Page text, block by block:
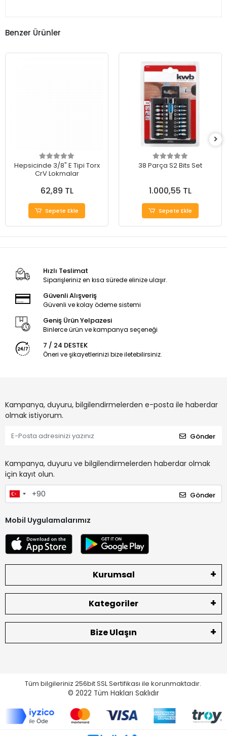
Benzer Ürünler
Hepsicinde 3/8" E Tipi Torx
CrV Lokmalar
62,89 TL
Sepete Ekle
38 Parça S2 Bits Set
1.000,55 TL
Sepete Ekle
Hızlı Teslimat
Siparişleriniz en kısa sürede elinize ulaşır.
Güvenli Alışveriş
Güvenli ve kolay ödeme sistemi
Geniş Ürün Yelpazesi
Binlerce ürün ve kampanya seçeneği
7 / 24 DESTEK
Öneri ve şikayetlerinizi bize iletebilirsiniz.
Kampanya, duyuru, bilgilendirmelerden e-posta ile haberdar
olmak istiyorum.
Gönder
Kampanya, duyuru ve bilgilendirmelerden haberdar olmak
için kayıt olun.
Gönder
Mobil Uygulamalarımız
Kurumsal
Kategoriler
Bize Ulaşın
Tüm bilgileriniz 256bit SSL Sertifikası ile korunmaktadır.
© 2022 Tüm Hakları Saklıdır